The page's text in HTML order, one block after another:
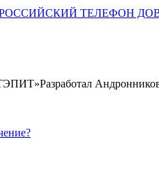
Разработал